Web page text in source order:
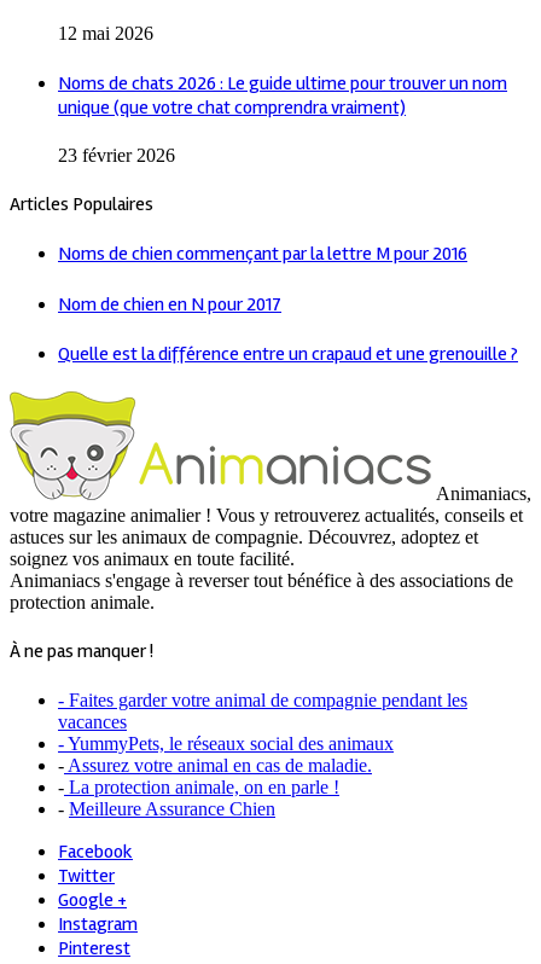
12 mai 2026
Noms de chats 2026 : Le guide ultime pour trouver un nom
unique (que votre chat comprendra vraiment)
23 février 2026
Articles Populaires
Noms de chien commençant par la lettre M pour 2016
Nom de chien en N pour 2017
Quelle est la différence entre un crapaud et une grenouille ?
Animaniacs,
votre magazine animalier ! Vous y retrouverez actualités, conseils et
astuces sur les animaux de compagnie. Découvrez, adoptez et
soignez vos animaux en toute facilité.
Animaniacs s'engage à reverser tout bénéfice à des associations de
protection animale.
À ne pas manquer !
- Faites garder votre animal de compagnie pendant les
vacances
- YummyPets, le réseaux social des animaux
- Assurez votre animal en cas de maladie.
- La protection animale, on en parle !
- Meilleure Assurance Chien
Facebook
Twitter
Google +
Instagram
Pinterest